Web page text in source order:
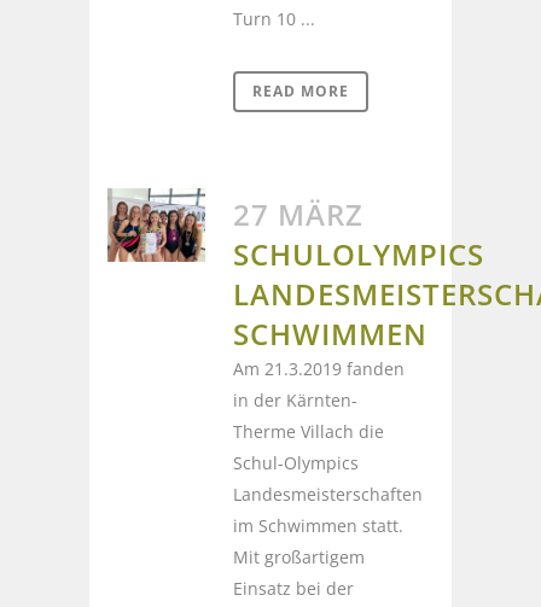
Turn 10 ...
READ MORE
27 MÄRZ
SCHULOLYMPICS
SCHWIMMEN
Am 21.3.2019 fanden
in der Kärnten-
Therme Villach die
Schul-Olympics
Landesmeisterschaften
im Schwimmen statt.
Mit großartigem
Einsatz bei der